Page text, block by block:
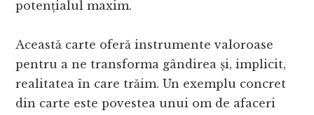
potențialul maxim.
Această carte oferă instrumente valoroase
pentru a ne transforma gândirea și, implicit,
realitatea în care trăim. Un exemplu concret
din carte este povestea unui om de afaceri